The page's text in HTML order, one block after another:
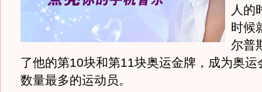
人的
时候
尔普
了他的第10块和第11块奥运金牌，成为奥运
数量最多的运动员。